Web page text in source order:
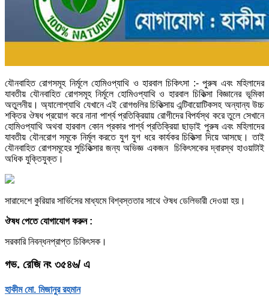
যৌনবাহিত রোগসমূহ নির্মূলে হোমিওপ্যাথি ও হারবাল চিকিৎসা :- পুরুষ এবং মহিলাদের
যাবতীয় যৌনবাহিত রোগসমূহ নির্মূলে হোমিওপ্যাথি ও হারবাল চিকিত্সা বিজ্ঞানের ভূমিকা
অতুলনীয়। অ্যালোপ্যাথি যেখানে এই রোগগুলির চিকিত্সায় এন্টিবায়োটিকসহ অন্যান্য উচ্চ
শক্তির ঔষধ প্রয়োগ করে নানা পার্শ্ব প্রতিক্রিয়ায় রোগীদের বিপর্যস্থ করে তুলে সেখানে
হোমিওপ্যাথি অথবা হারবাল কোন প্রকার পার্শ্ব প্রতিক্রিয়া ছাড়াই পুরুষ এবং মহিলাদের
যাবতীয় যৌনরোগ সমূকে নির্মূল করতে যুগ যুগ ধরে কার্যকর চিকিত্সা দিয়ে আসছে। তাই
যৌনবাহিত রোগসমূহের সুচিকিত্সার জন্য অভিজ্ঞ একজন চিকিৎসকের দ্বারস্থ হাওয়াটাই
অধিক যুক্তিযুক্ত।
সারাদেশে কুরিয়ার সার্ভিসের মাধ্যমে বিশ্বস্ততার সাথে ঔষধ ডেলিভারী দেওয়া হয়।
ঔষধ পেতে যোগাযোগ করুন :
সরকারি নিবন্ধনপ্রাপ্ত চিকিৎসক।
গভ. রেজি নং ৩৫৪৬/ এ
হাকীম মো. মিজানুর রহমান